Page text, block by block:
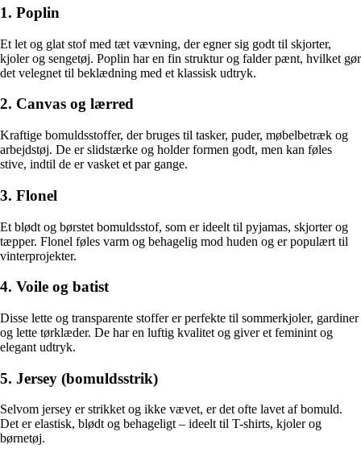
1. Poplin
Et let og glat stof med tæt vævning, der egner sig godt til skjorter,
kjoler og sengetøj. Poplin har en fin struktur og falder pænt, hvilket gør
det velegnet til beklædning med et klassisk udtryk.
2. Canvas og lærred
Kraftige bomuldsstoffer, der bruges til tasker, puder, møbelbetræk og
arbejdstøj. De er slidstærke og holder formen godt, men kan føles
stive, indtil de er vasket et par gange.
3. Flonel
Et blødt og børstet bomuldsstof, som er ideelt til pyjamas, skjorter og
tæpper. Flonel føles varm og behagelig mod huden og er populært til
vinterprojekter.
4. Voile og batist
Disse lette og transparente stoffer er perfekte til sommerkjoler, gardiner
og lette tørklæder. De har en luftig kvalitet og giver et feminint og
elegant udtryk.
5. Jersey (bomuldsstrik)
Selvom jersey er strikket og ikke vævet, er det ofte lavet af bomuld.
Det er elastisk, blødt og behageligt – ideelt til T-shirts, kjoler og
børnetøj.